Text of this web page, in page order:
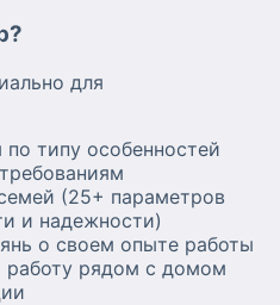
для
типу особенностей
(25+ параметров
и надежности)
о своем опыте работы
работу рядом с домом